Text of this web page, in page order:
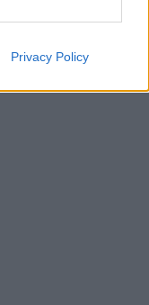
Privacy Policy